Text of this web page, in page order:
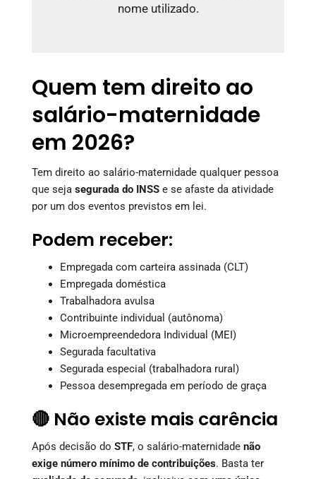
nome utilizado.
Quem tem direito ao
salário-maternidade
em 2026?
Tem direito ao salário-maternidade qualquer pessoa
que seja segurada do INSS e se afaste da atividade
por um dos eventos previstos em lei.
Podem receber:
Empregada com carteira assinada (CLT)
Empregada doméstica
Trabalhadora avulsa
Contribuinte individual (autônoma)
Microempreendedora Individual (MEI)
Segurada facultativa
Segurada especial (trabalhadora rural)
Pessoa desempregada em período de graça
🔴 Não existe mais carência
Após decisão do STF, o salário-maternidade não
exige número mínimo de contribuições. Basta ter